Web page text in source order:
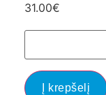
31.00€
Į krepšelį